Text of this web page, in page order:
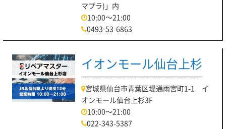
マプラ)」内
10:00～21:00
0493-53-6863
イオンモール仙台上杉
宮城県仙台市青葉区堤通雨宮町1-1 イ
オンモール仙台上杉3F
10:00～21:00
022-343-5387